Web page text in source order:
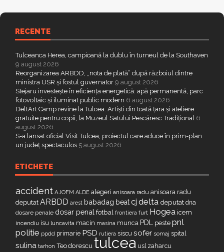
RECENTE
Tulceanca Herea, campioană la dublu în turneul de la Southaven
9 august 2026
Reorganizarea ARBDD, „nota de plată” după războiul dintre
ministra USR și fostul guvernator 9 august 2026
Stejaru investește în eficiența energetică: apă permanentă, parc
fotovoltaic și iluminat public modern 6 august 2026
DeltArt Camp revine la Tulcea. Artiști din toată țara și ateliere
gratuite pentru copii, la Muzeul Satului Pescăresc Tradițional 6
august 2026
S-a lansat oficial Visit Tulcea, proiectul care aduce în prim-plan
un județ spectaculos 5 august 2026
ETICHETE
accident AJOFM ALDE alegeri anisoara radu anisoara radu
deputat ARBDD arest babadag beatcj delta deputat dna
dosare penale dosar penal fotbal frontiera furt Hogea icem
incendiu isu luncavita macin masina munca PDL peste pnl
politie ppdd primarie PSD rutiera siscu sofer somaj spital
sulina tarhon Teodorescu tulcea usl zaharcu